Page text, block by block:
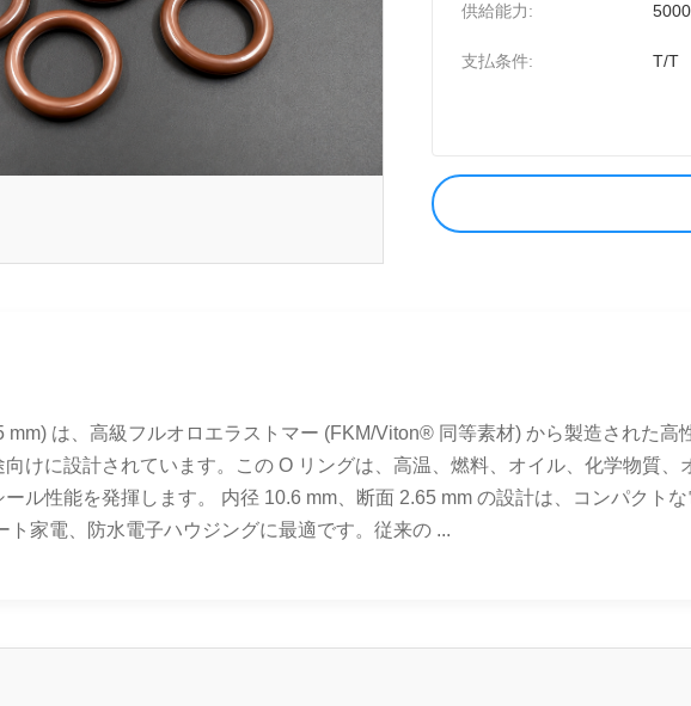
供給能力:
支払条件: T/T
mm) は、高級フルオロエラストマー (FKM/Viton® 同等素材) から製造された
けに設計されています。この O リングは、高温、燃料、オイル、化学物質、
ル性能を発揮します。 内径 10.6 mm、断面 2.65 mm の設計は、コンパクト
家電、防水電子ハウジングに最適です。従来の ...